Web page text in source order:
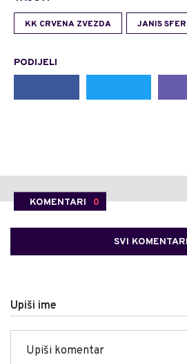
KK CRVENA ZVEZDA JANIS
PODIJELI
KOMENTARI 0
SVI KOMENTARI
Upiši ime